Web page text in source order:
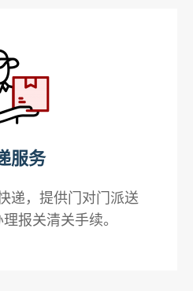
服务
递，提供门对门派送
报关清关手续。